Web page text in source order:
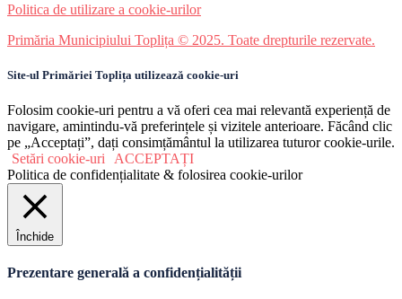
Politica de utilizare a cookie-urilor
Primăria Municipiului Toplița © 2025. Toate drepturile rezervate.
Site-ul Primăriei Toplița utilizează cookie-uri
Folosim cookie-uri pentru a vă oferi cea mai relevantă experiență de
navigare, amintindu-vă preferințele și vizitele anterioare. Făcând clic
pe „Acceptați”, dați consimțământul la utilizarea tuturor cookie-urile.
Setări cookie-uri
ACCEPTAȚI
Politica de confidențialitate & folosirea cookie-urilor
Închide
Prezentare generală a confidențialității